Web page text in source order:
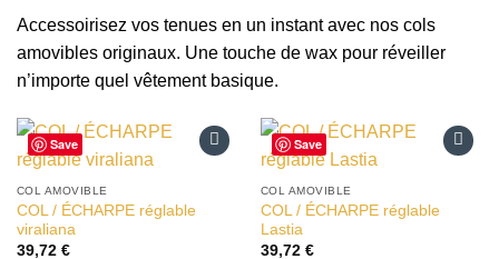
​Accessoirisez vos tenues en un instant avec nos cols
amovibles originaux. Une touche de wax pour réveiller
n’importe quel vêtement basique.
Save
d’envies
COL AMOVIBLE
COL / ÉCHARPE réglable
viraliana
39,72 €
Save
d’envies
COL AMOVIBLE
COL / ÉCHARPE réglable
Lastia
39,72 €